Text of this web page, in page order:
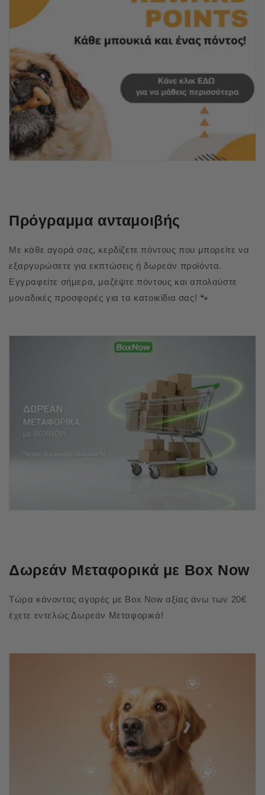
Πρόγραμμα ανταμοιβής
Με κάθε αγορά σας, κερδίζετε πόντους που μπορείτε να
εξαργυρώσετε για εκπτώσεις ή δωρεάν προϊόντα.
Εγγραφείτε σήμερα, μαζέψτε πόντους και απολαύστε
μοναδικές προσφορές για τα κατοικίδια σας! 🐾
Δωρεάν Μεταφορικά με Box Now
Τώρα κάνοντας αγορές με Box Now αξίας άνω των 20€
έχετε εντελώς Δωρεάν Μεταφορικά!